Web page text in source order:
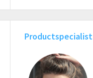
Productspecialist